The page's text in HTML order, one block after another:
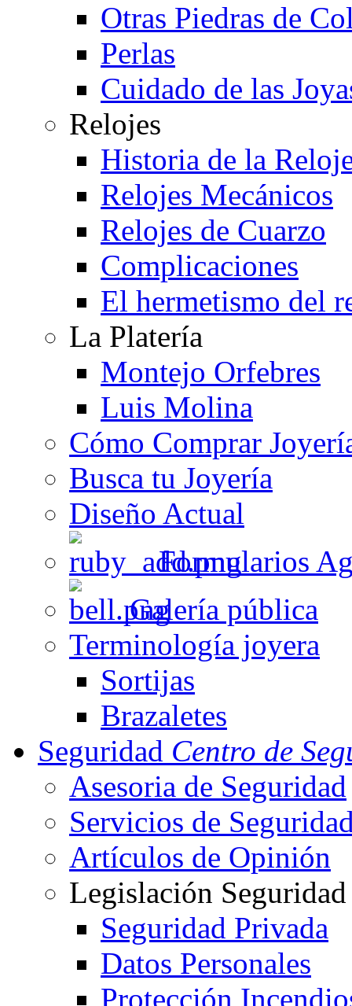
Otras Piedras de
Perlas
Cuidado de las
Relojes
Historia de la
Relojes Mecánicos
Relojes de Cuarzo
Complicaciones
El hermetismo del
La Platería
Montejo Orfebres
Luis Molina
Cómo Comprar
Busca tu Joyería
Diseño Actual
Formularios
Galería pública
Terminología joyera
Sortijas
Brazaletes
Seguridad Centro de
Asesoria de Seguridad
Servicios de
Artículos de Opinión
Legislación Seguridad
Seguridad Privada
Datos Personales
Protección